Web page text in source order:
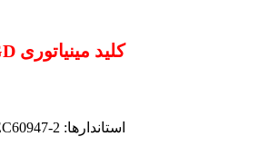
کلید مینیاتوری HYUNDAI HGD
استاندارها: 2